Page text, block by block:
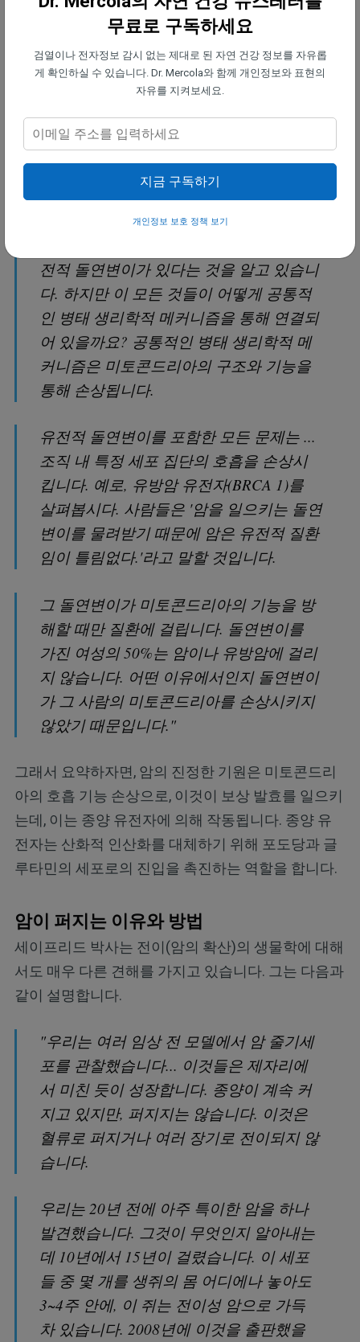
것을 알고 있습니다. 우리는 방사선이 암
을 유발한다는 것을 알고 있습니다. 우리
는 발암물질이 암을 유발한다는 것을 알고
있습니다. 우리는 간헐적인 저산소증이 암
을 유발한다는 것을 알고 있습니다. 우리
는 전신 염증이 암을 유발한다는 것을 알
고 있습니다. 우리는 그저 나이를 먹는 것
만으로도 암에 걸릴 위험에 놓인다는 것을
알고 있습니다.
전적 돌연변이가 있다는 것을 알고 있습니
다. 하지만 이 모든 것들이 어떻게 공통적
인 병태 생리학적 메커니즘을 통해 연결되
어 있을까요? 공통적인 병태 생리학적 메
커니즘은 미토콘드리아의 구조와 기능을
통해 손상됩니다.
유전적 돌연변이를 포함한 모든 문제는 ...
조직 내 특정 세포 집단의 호흡을 손상시
킵니다. 예로, 유방암 유전자(BRCA 1)를
살펴봅시다. 사람들은 '암을 일으키는 돌연
변이를 물려받기 때문에 암은 유전적 질환
임이 틀림없다.'라고 말할 것입니다.
그 돌연변이가 미토콘드리아의 기능을 방
해할 때만 질환에 걸립니다. 돌연변이를
가진 여성의 50%는 암이나 유방암에 걸리
지 않습니다. 어떤 이유에서인지 돌연변이
가 그 사람의 미토콘드리아를 손상시키지
않았기 때문입니다."
그래서 요약하자면, 암의 진정한 기원은 미토콘드리
아의 호흡 기능 손상으로, 이것이 보상 발효를 일으키
는데, 이는 종양 유전자에 의해 작동됩니다. 종양 유
전자는 산화적 인산화를 대체하기 위해 포도당과 글
루타민의 세포로의 진입을 촉진하는 역할을 합니다.
암이 퍼지는 이유와 방법
세이프리드 박사는 전이(암의 확산)의 생물학에 대해
서도 매우 다른 견해를 가지고 있습니다. 그는 다음과
같이 설명합니다.
"우리는 여러 임상 전 모델에서 암 줄기세
포를 관찰했습니다... 이것들은 제자리에
서 미친 듯이 성장합니다. 종양이 계속 커
지고 있지만, 퍼지지는 않습니다. 이것은
혈류로 퍼지거나 여러 장기로 전이되지 않
습니다.
우리는 20년 전에 아주 특이한 암을 하나
발견했습니다. 그것이 무엇인지 알아내는
데 10년에서 15년이 걸렸습니다. 이 세포
들 중 몇 개를 생쥐의 몸 어디에나 놓아도
3~4주 안에, 이 쥐는 전이성 암으로 가득
차 있습니다. 2008년에 이것을 출판했을
무료로 구독하세요
검열이나 전자정보 감시 없는 제대로 된 자연 건강 정보를 자유롭
게 확인하실 수 있습니다. Dr. Mercola와 함께 개인정보와 표현의
자유를 지켜보세요.
지금 구독하기
개인정보 보호 정책 보기